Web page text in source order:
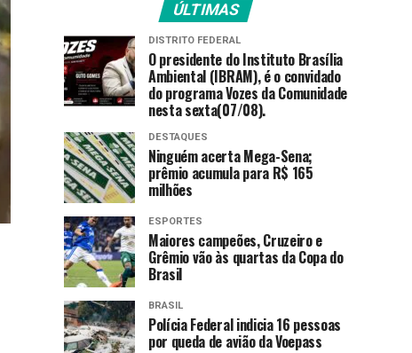
ÚLTIMAS
DISTRITO FEDERAL
O presidente do Instituto Brasília
Ambiental (IBRAM), é o convidado
do programa Vozes da Comunidade
nesta sexta(07/08).
DESTAQUES
Ninguém acerta Mega-Sena;
prêmio acumula para R$ 165
milhões
ESPORTES
Maiores campeões, Cruzeiro e
Grêmio vão às quartas da Copa do
Brasil
BRASIL
Polícia Federal indicia 16 pessoas
por queda de avião da Voepass